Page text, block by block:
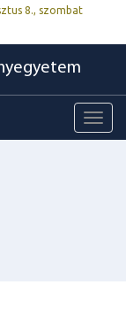
8., szombat